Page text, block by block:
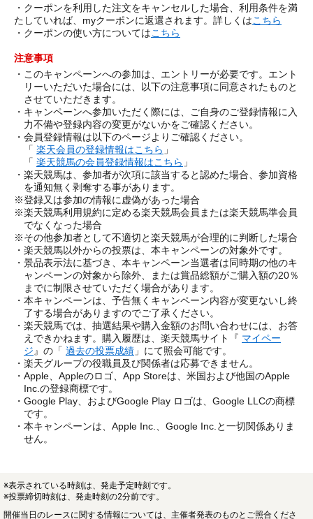
・クーポンを利用した注文をキャンセルした場合、利用条件を満
たしていれば、myクーポンに返還されます。詳しくはこちら
・クーポンの使い方についてはこちら
注意事項
・このキャンペーンへの参加は、エントリーが必要です。エント
リーいただいた場合には、以下の注意事項に同意されたものと
させていただきます。
・キャンペーンへ参加いただく際には、ご自身のご登録情報に入
力不備や登録内容の変更がないかをご確認ください。
・会員登録情報は以下のページよりご確認ください。
「 楽天会員の登録情報はこちら 」
「 楽天競馬の会員登録情報はこちら 」
・楽天競馬は、参加者が次項に該当すると認めた場合、参加資格
を通知無く剥奪する事があります。
※登録又は参加の情報に虚偽があった場合
※楽天競馬利用規約に定める楽天競馬会員または楽天競馬準会員
でなくなった場合
※その他参加者として不適切と楽天競馬が合理的に判断した場合
・楽天競馬以外からの投票は、本キャンペーンの対象外です。
・景品表示法に基づき、本キャンペーン当選者は同時期の他のキ
ャンペーンの対象から除外、または賞品総額がご購入額の20％
までに制限させていただく場合があります。
・本キャンペーンは、予告無くキャンペーン内容が変更ないし終
了する場合がありますのでご了承ください。
・楽天競馬では、抽選結果や購入金額のお問い合わせには、お答
えできかねます。購入履歴は、楽天競馬サイト『 マイペー
ジ』の「 過去の投票成績 」にて照会可能です。
・楽天グループの役職員及び関係者は応募できません。
・Apple、Appleのロゴ、App Storeは、米国および他国のApple
Inc.の登録商標です。
・Google Play、およびGoogle Play ロゴは、Google LLCの商標
です。
・本キャンペーンは、Apple Inc.、Google Inc.と一切関係ありま
せん。
※表示されている時刻は、発走予定時刻です。
※投票締切時刻は、発走時刻の2分前です。
開催当日のレースに関する情報については、主催者発表のものとご照合くださ